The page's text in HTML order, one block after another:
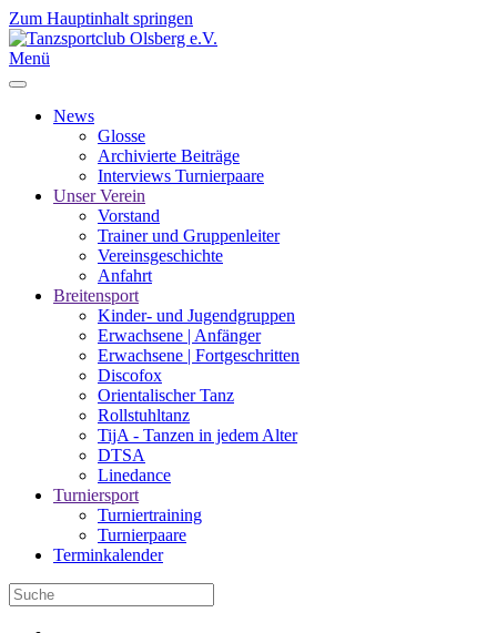
Zum Hauptinhalt springen
Menü
News
Glosse
Archivierte Beiträge
Interviews Turnierpaare
Unser Verein
Vorstand
Trainer und Gruppenleiter
Vereinsgeschichte
Anfahrt
Breitensport
Kinder- und Jugendgruppen
Erwachsene | Anfänger
Erwachsene | Fortgeschritten
Discofox
Orientalischer Tanz
Rollstuhltanz
TijA - Tanzen in jedem Alter
DTSA
Linedance
Turniersport
Turniertraining
Turnierpaare
Terminkalender